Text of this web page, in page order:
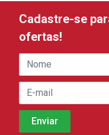
Cadastre-se
ofertas!